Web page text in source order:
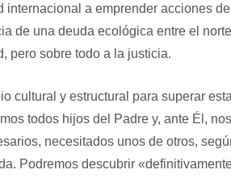
internacional a emprender acciones
de una deuda ecológica entre el
pero sobre todo a la justicia.
cultural y estructural para superar
todos hijos del Padre y, ante Él,
necesitados unos de otros,
Podremos descubrir